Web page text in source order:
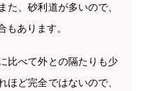
た、砂利道が多いので、
もあります。
比べて外との隔たりも少
ほど完全ではないので、